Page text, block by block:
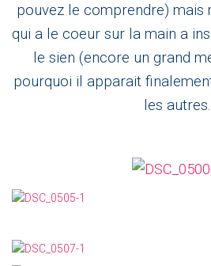
pouvez le comprendre) mais
qui a le coeur sur la main a
le sien (encore un grand
pourquoi il apparait
les autres.